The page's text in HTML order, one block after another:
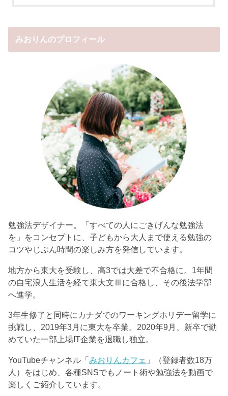
みおりんのプロフィール
勉強法デザイナー。「すべての人にごきげんな勉強法
を」をコンセプトに、子どもから大人まで使える勉強の
コツやじぶん時間の楽しみ方を発信しています。
地方から東大を受験し、高3では大差で不合格に。1年間
の自宅浪人生活を経て東大文Ⅲに合格し、その後法学部
へ進学。
3年生修了と同時にカナダでのワーキングホリデー留学に
挑戦し、2019年3月に東大を卒業。2020年9月、新卒で勤
めていた一部上場IT企業を退職し独立。
YouTubeチャンネル「みおりんカフェ 」（登録者数18万
人）をはじめ、各種SNSでもノート術や勉強法を動画で
楽しくご紹介しています。